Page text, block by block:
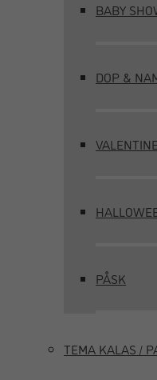
BABY
DOP &
PÅSK
TEMA KALAS /